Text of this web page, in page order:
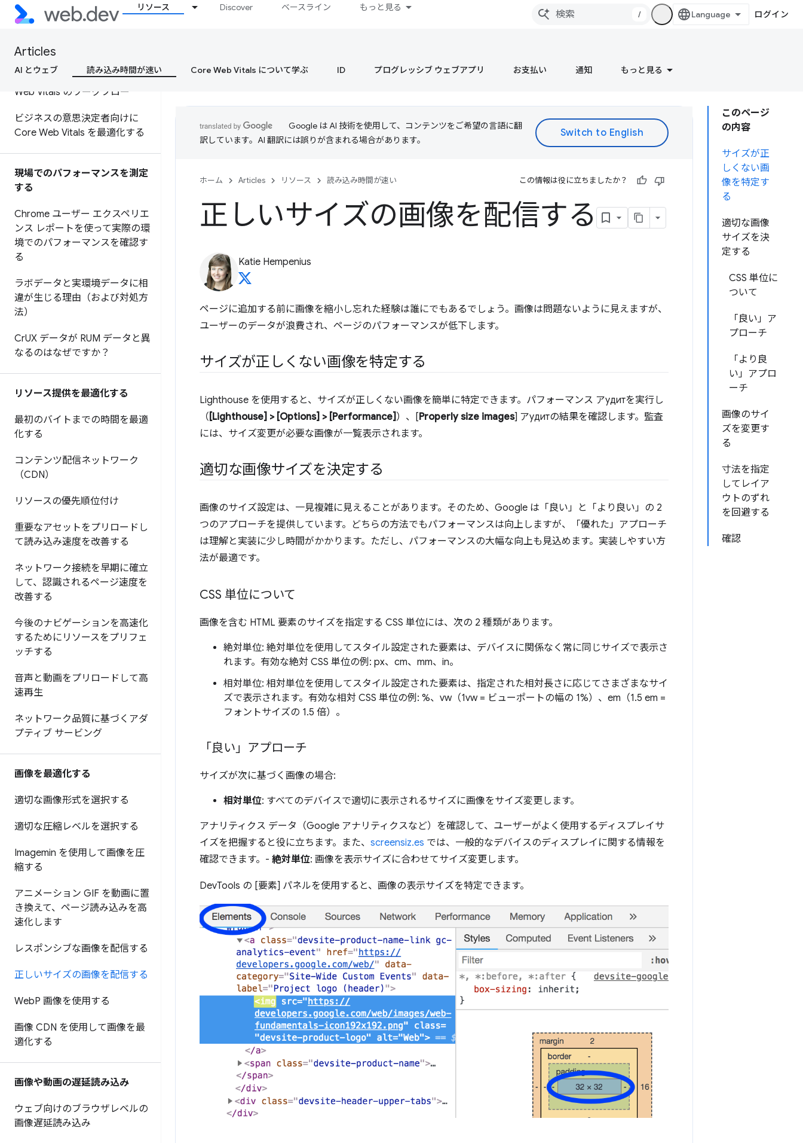
リソース Discover ベースライン もっと見る
/ ログイン
Articles
AI とウェブ 読み込み時間が速い Core Web Vitals について学ぶ ID プログレッシブ ウェブアプリ お支払い 通知 もっと見る
クションを最適化する
も効果的な方法
Google ツールを使用した Core
Web Vitals のワークフロー
ビジネスの意思決定者向けに
Core Web Vitals を最適化する
現場でのパフォーマンスを測定
する
Chrome ユーザー エクスペリエ
ンス レポートを使って実際の環
境でのパフォーマンスを確認す
る
ラボデータと実環境データに相
違が生じる理由（および対処方
法）
CrUX データが RUM データと異
なるのはなぜですか？
リソース提供を最適化する
最初のバイトまでの時間を最適
化する
コンテンツ配信ネットワーク
（CDN）
リソースの優先順位付け
重要なアセットをプリロードし
て読み込み速度を改善する
ネットワーク接続を早期に確立
して、認識されるページ速度を
改善する
今後のナビゲーションを高速化
するためにリソースをプリフェ
ッチする
音声と動画をプリロードして高
速再生
ネットワーク品質に基づくアダ
プティブ サービング
画像を最適化する
適切な画像形式を選択する
適切な圧縮レベルを選択する
Imagemin を使用して画像を圧
縮する
アニメーション GIF を動画に置
き換えて、ページ読み込みを高
速化します
レスポンシブな画像を配信する
正しいサイズの画像を配信する
WebP 画像を使用する
画像 CDN を使用して画像を最
適化する
画像や動画の遅延読み込み
ウェブ向けのブラウザレベルの
画像遅延読み込み
このページ
の内容
サイズが正
しくない画
像を特定す
る
適切な画像
サイズを決
定する
CSS 単位に
ついて
「良い」ア
プローチ
「より良
い」アプロ
ーチ
画像のサイ
ズを変更す
る
寸法を指定
してレイア
ウトのずれ
を回避する
確認
Google は AI 技術を使用して、コンテンツをご希望の言語に翻
訳しています。AI 翻訳には誤りが含まれる場合があります。
ホーム Articles リソース 読み込み時間が速い この情報は役に立ちましたか？
正しいサイズの画像を配信する
Katie Hempenius
ページに追加する前に画像を縮小し忘れた経験は誰にでもあるでしょう。画像は問題ないように見えますが、
ユーザーのデータが浪費され、ページのパフォーマンスが低下します。
サイズが正しくない画像を特定する
Lighthouse を使用すると、サイズが正しくない画像を簡単に特定できます。パフォーマンス アудитを実行し
（ [Lighthouse] > [Options] > [Performance] ）、[Properly size images] アудитの結果を確認します。監査
には、サイズ変更が必要な画像が一覧表示されます。
適切な画像サイズを決定する
画像のサイズ設定は、一見複雑に見えることがあります。そのため、Google は「良い」と「より良い」の 2
つのアプローチを提供しています。どちらの方法でもパフォーマンスは向上しますが、「優れた」アプローチ
は理解と実装に少し時間がかかります。ただし、パフォーマンスの大幅な向上も見込めます。実装しやすい方
法が最適です。
CSS 単位について
画像を含む HTML 要素のサイズを指定する CSS 単位には、次の 2 種類があります。
絶対単位: 絶対単位を使用してスタイル設定された要素は、デバイスに関係なく常に同じサイズで表示さ
れます。有効な絶対 CSS 単位の例: px、cm、mm、in。
相対単位: 相対単位を使用してスタイル設定された要素は、指定された相対長さに応じてさまざまなサイ
ズで表示されます。有効な相対 CSS 単位の例: %、vw（1vw = ビューポートの幅の 1%）、em（1.5 em =
フォントサイズの 1.5 倍）。
「良い」アプローチ
サイズが次に基づく画像の場合:
相対単位: すべてのデバイスで適切に表示されるサイズに画像をサイズ変更します。
アナリティクス データ（Google アナリティクスなど）を確認して、ユーザーがよく使用するディスプレイサ
イズを把握すると役に立ちます。また、 screensiz.es では、一般的なデバイスのディスプレイに関する情報を
確認できます。- 絶対単位: 画像を表示サイズに合わせてサイズ変更します。
DevTools の [要素] パネルを使用すると、画像の表示サイズを特定できます。